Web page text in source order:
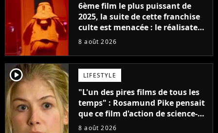
6ème film le plus puissant de
2025, la suite de cette franchise
culte est menacée : le réalisateur
claque la porte pour "différends
8 août 2026
player2 LIFESTYLE
"L'un des pires films de tous les
temps" : Rosamund Pike pensait
que ce film d'action de science-
fiction avec Dwayne Johnson
8 août 2026